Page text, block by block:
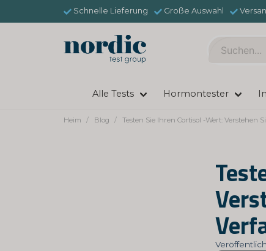
Schnelle Lieferung Große Auswahl
Alle Tests Hormontester
Heim Blog Testen Sie Ihren Cortisol -Wert: Verstehen